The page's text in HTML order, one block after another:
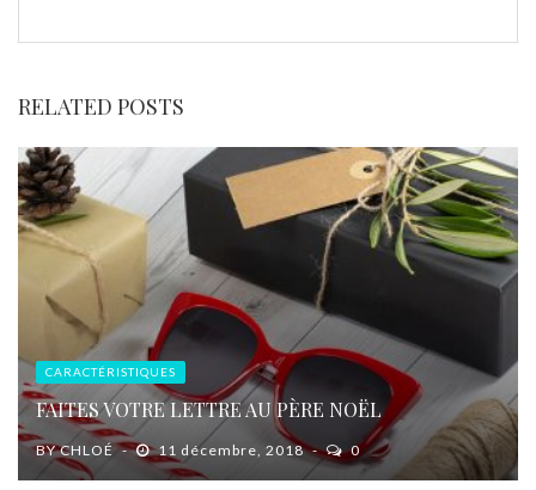
RELATED POSTS
CARACTÉRISTIQUES
FAITES VOTRE LETTRE AU PÈRE NOËL
BYCHLOÉ 11 décembre, 2018 0